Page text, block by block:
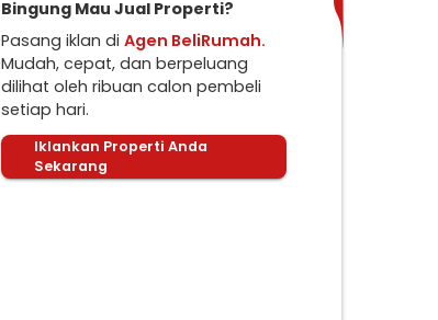
Bingung Mau Jual Properti?
Pasang iklan di Agen BeliRumah.
Mudah, cepat, dan berpeluang
dilihat oleh ribuan calon pembeli
setiap hari.
Iklankan Properti Anda
Sekarang